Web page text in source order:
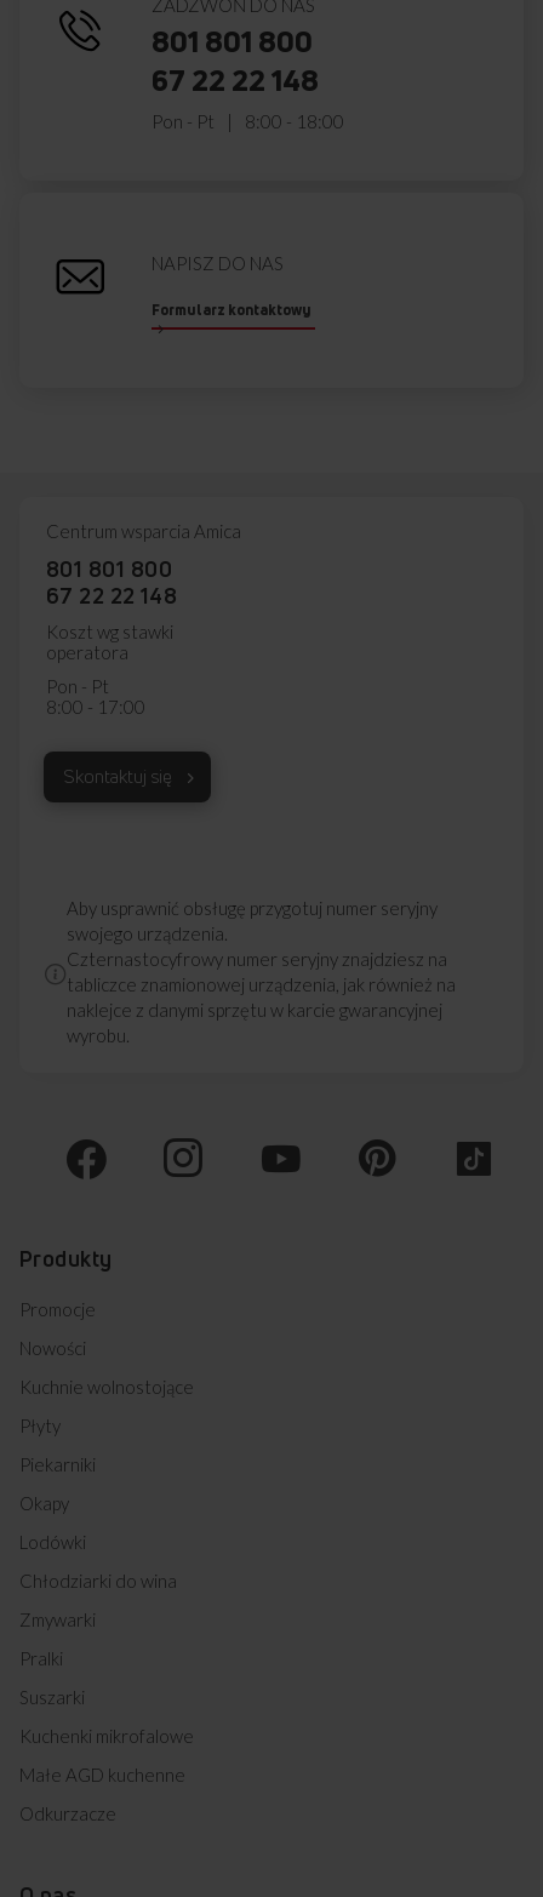
ZADZWOŃ DO NAS
801 801 800
67 22 22 148
Pon - Pt 8:00 - 18:00
NAPISZ DO NAS
Formularz kontaktowy
Centrum wsparcia Amica
801 801 800
67 22 22 148
Koszt wg stawki
operatora
Pon - Pt
8:00 - 17:00
Skontaktuj się
Aby usprawnić obsługę przygotuj numer seryjny
swojego urządzenia.
Czternastocyfrowy numer seryjny znajdziesz na
tabliczce znamionowej urządzenia, jak również na
naklejce z danymi sprzętu w karcie gwarancyjnej
wyrobu.
Produkty
Promocje
Nowości
Kuchnie wolnostojące
Płyty
Piekarniki
Okapy
Lodówki
Chłodziarki do wina
Zmywarki
Pralki
Suszarki
Kuchenki mikrofalowe
Małe AGD kuchenne
Odkurzacze